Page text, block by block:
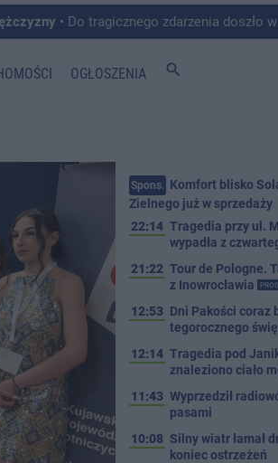
• Do tragicznego zdarzenia doszło w środę rano w okolicach Giebni koło
OGŁOSZENIA search
Spons. Komfort blisko
Zielnego już w sprzedaży
22:14 Tragedia przy ul.
wypadła z
21:22 Tour de Pologne.
z Inowrocławia
12:53 Dni Pakości coraz
tegorocznego
12:14 Tragedia pod
znaleziono ciało
11:43 Wyprzedził
pasami
10:08 Silny wiatr łamał
koniec ostrzeżeń